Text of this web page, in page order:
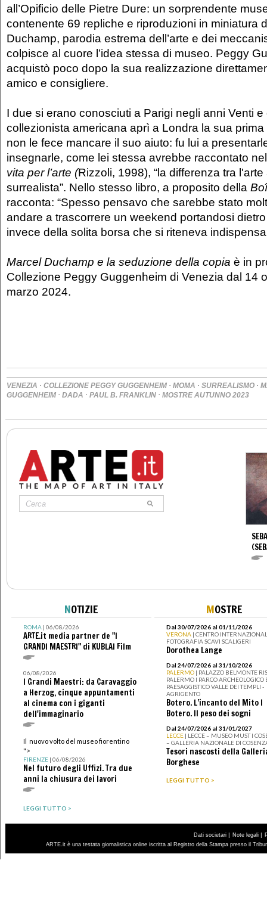
all’Opificio delle Pietre Dure: un sorprendente
contenente 69 repliche e riproduzioni in miniatura
Duchamp, parodia estrema dell’arte e dei
colpisce al cuore l’idea stessa di museo. Peggy
acquistò poco dopo la sua realizzazione
amico e consigliere.
I due si erano conosciuti a Parigi negli anni Venti e
collezionista americana aprì a Londra la sua
non le fece mancare il suo aiuto: fu lui a
insegnarle, come lei stessa avrebbe raccontato
vita per l’arte (Rizzoli, 1998), “la differenza tra
surrealista”. Nello stesso libro, a proposito della
racconta: “Spesso pensavo che sarebbe stato
andare a trascorrere un weekend portandosi
invece della solita borsa che si riteneva
Marcel Duchamp e la seduzione della copia è in
Collezione Peggy Guggenheim di Venezia dal 14
marzo 2024.
VENEZIA · COLLEZIONE PEGGY GUGGENHEIM · MOMA · SURREALISMO ·
GUGGENHEIM · DADA · PAUL B. FRANKLIN · MOSTRE AUTUNNO 2023
NOTIZIE
ROMA| 06/08/2026
ARTE.it media partner de "I
GRANDI MAESTRI" di KUBLAI Film
06/08/2026
I Grandi Maestri: da Caravaggio
a Herzog, cinque appuntamenti
al cinema con i giganti
dell'immaginario
Il nuovo volto del museo fiorentino
">
FIRENZE| 06/08/2026
Nel futuro degli Uffizi. Tra due
anni la chiusura dei lavori
LEGGI TUTTO >
MOSTRE
Dal 30/07/2026 al 01/11/2026
VERONA | CENTRO
FOTOGRAFIA SCAVI SCALIGERI
Dorothea Lange
Dal 24/07/2026 al 31/10/2026
PALERMO | PALAZZO BELMONTE
PALERMO I PARCO ARCHEOLOGICO
PAESAGGISTICO VALLE DEI TEMPLI -
AGRIGENTO
Botero. L’incanto del Mito I
Botero. Il peso dei sogni
Dal 24/07/2026 al 31/01/2027
LECCE | LECCE – MUSEO MUST I
– GALLERIA NAZIONALE DI
Tesori nascosti della
Borghese
LEGGI TUTTO >
Dati societari | Note legali |
ARTE.it è una testata giornalistica online iscritta al Registro della Stampa presso il